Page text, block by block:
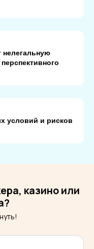
условий и рисков
казино или